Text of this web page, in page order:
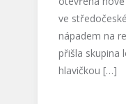
ve
nápadem na
přišla skupina
hlavičkou […]